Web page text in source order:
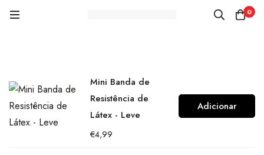
0
Mini Banda de
Resistência de
Látex - Leve
€4,99
Adicionar